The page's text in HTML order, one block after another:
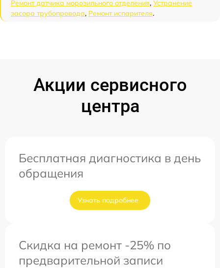
Ремонт датчика морозильного отделения, Устранение
засора трубопровода, Ремонт испарителя.
Акции сервисного
центра
Бесплатная диагностика в день
обращения
Узнать подробнее
Скидка на ремонт -25% по
предварительной записи